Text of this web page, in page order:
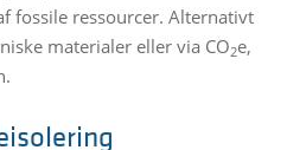
fossile ressourcer. Alternativt
materialer eller via CO2e,